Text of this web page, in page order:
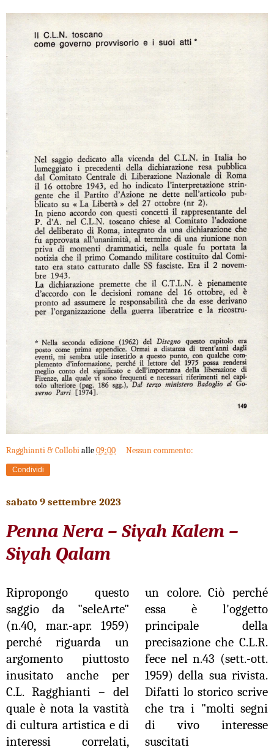
Ragghianti & Collobialle09:00 Nessun commento:
Condividi
sabato 9 settembre 2023
Penna Nera – Siyah Kalem –
Siyah Qalam
Ripropongo questo
saggio da "seleArte"
(n.40, mar.-apr. 1959)
perché riguarda un
argomento piuttosto
inusitato anche per
C.L. Ragghianti – del
quale è nota la vastità
di cultura artistica e di
interessi correlati,
un colore. Ciò perché
essa è l'oggetto
principale della
precisazione che C.L.R.
fece nel n.43 (sett.-ott.
1959) della sua rivista.
Difatti lo storico scrive
che tra i "molti segni
di vivo interesse
suscitati